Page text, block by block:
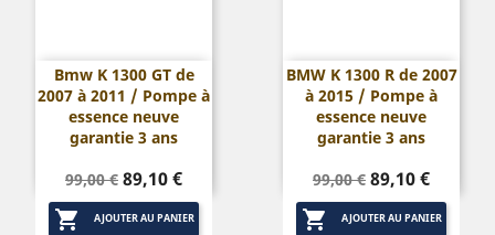
Bmw K 1300 GT de
2007 à 2011 / Pompe à
essence neuve
garantie 3 ans
Prix
de
base
99,00 € Prix
89,10 €
 AJOUTER AU PANIER
BMW K 1300 R de 2007
à 2015 / Pompe à
essence neuve
garantie 3 ans
Prix
de
base
99,00 € Prix
89,10 €
 AJOUTER AU PANIER